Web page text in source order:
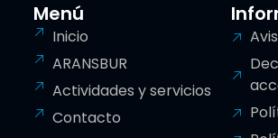
Menú
Inicio
ARANSBUR
Actividades y servicios
Contacto